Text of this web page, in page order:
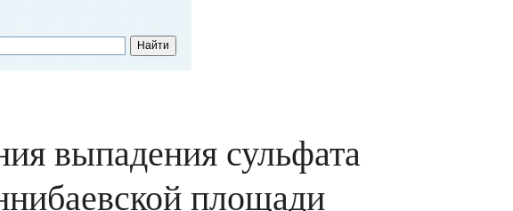
выпадения сульфата
площади